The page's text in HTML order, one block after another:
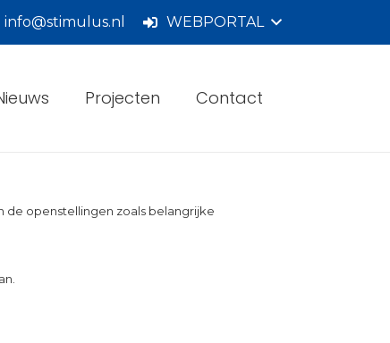
info@stimulus.nl WEBPORTAL
Projecten Contact
de openstellingen zoals belangrijke